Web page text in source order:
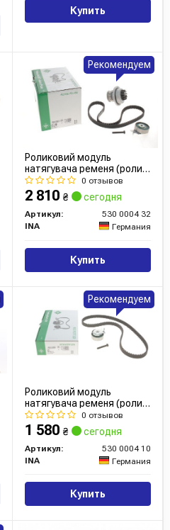
Купить
Роликовий модуль
натягувача ременя (ролик,
ремінь, помпа)0 отзывов
2 810 ₴ сегодня
Артикул:
530 0004 32
INA
Германия
Купить
Рекомендуем
Роликовий модуль
натягувача ременя (ролик,
ремінь)
0 отзывов
1 580 ₴ сегодня
Артикул:
530 0004 10
INA
Германия
Купить
Рекомендуем